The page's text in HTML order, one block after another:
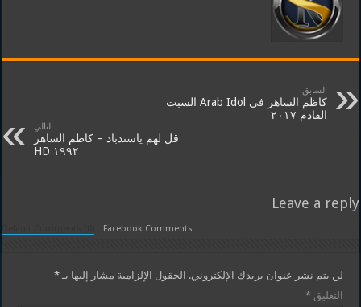
السابق
كاظم الساهر في Arab Idol السبت
القادم ٢٠١٧
التالي
قل لهم ياسندباد – كاظم الساهر
١٩٩٢ HD
Leave a reply
Facebook Comments
لن يتم نشر عنوان بريدك الإلكتروني. الحقول الإلزامية مشار إليها بـ*
التعليق*